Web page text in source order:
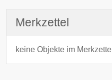
Merkzettel
keine Objekte im Merkzettel